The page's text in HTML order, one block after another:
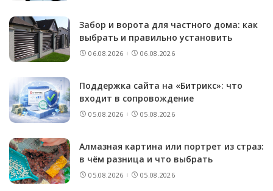
Забор и ворота для частного дома: как
выбрать и правильно установить
06.08.2026 06.08.2026
Поддержка сайта на «Битрикс»: что
входит в сопровождение
05.08.2026 05.08.2026
Алмазная картина или портрет из страз:
в чём разница и что выбрать
05.08.2026 05.08.2026